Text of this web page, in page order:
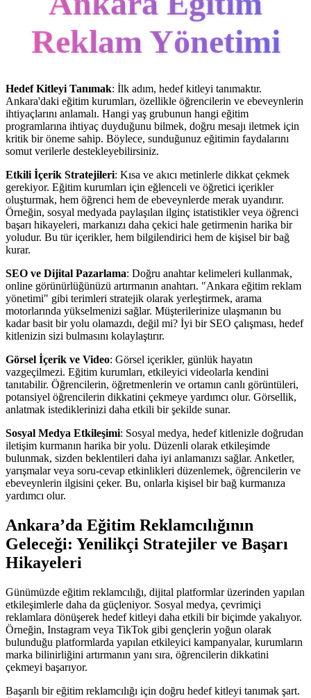
Reklam Yönetimi
Hedef Kitleyi Tanımak: İlk adım, hedef kitleyi tanımaktır.
Ankara'daki eğitim kurumları, özellikle öğrencilerin ve ebeveynlerin
ihtiyaçlarını anlamalı. Hangi yaş grubunun hangi eğitim
programlarına ihtiyaç duyduğunu bilmek, doğru mesajı iletmek için
kritik bir öneme sahip. Böylece, sunduğunuz eğitimin faydalarını
somut verilerle destekleyebilirsiniz.
Etkili İçerik Stratejileri: Kısa ve akıcı metinlerle dikkat çekmek
gerekiyor. Eğitim kurumları için eğlenceli ve öğretici içerikler
oluşturmak, hem öğrenci hem de ebeveynlerde merak uyandırır.
Örneğin, sosyal medyada paylaşılan ilginç istatistikler veya öğrenci
başarı hikayeleri, markanızı daha çekici hale getirmenin harika bir
yoludur. Bu tür içerikler, hem bilgilendirici hem de kişisel bir bağ
kurar.
SEO ve Dijital Pazarlama: Doğru anahtar kelimeleri kullanmak,
online görünürlüğünüzü artırmanın anahtarı. "Ankara eğitim reklam
yönetimi" gibi terimleri stratejik olarak yerleştirmek, arama
motorlarında yükselmenizi sağlar. Müşterilerinize ulaşmanın bu
kadar basit bir yolu olamazdı, değil mi? İyi bir SEO çalışması, hedef
kitlenizin sizi bulmasını kolaylaştırır.
Görsel İçerik ve Video: Görsel içerikler, günlük hayatın
vazgeçilmezi. Eğitim kurumları, etkileyici videolarla kendini
tanıtabilir. Öğrencilerin, öğretmenlerin ve ortamın canlı görüntüleri,
potansiyel öğrencilerin dikkatini çekmeye yardımcı olur. Görsellik,
anlatmak istediklerinizi daha etkili bir şekilde sunar.
Sosyal Medya Etkileşimi: Sosyal medya, hedef kitlenizle doğrudan
iletişim kurmanın harika bir yolu. Düzenli olarak etkileşimde
bulunmak, sizden beklentileri daha iyi anlamanızı sağlar. Anketler,
yarışmalar veya soru-cevap etkinlikleri düzenlemek, öğrencilerin ve
ebeveynlerin ilgisini çeker. Bu, onlarla kişisel bir bağ kurmanıza
yardımcı olur.
Ankara’da Eğitim Reklamcılığının
Geleceği: Yenilikçi Stratejiler ve Başarı
Hikayeleri
Günümüzde eğitim reklamcılığı, dijital platformlar üzerinden yapılan
etkileşimlerle daha da güçleniyor. Sosyal medya, çevrimiçi
reklamlara dönüşerek hedef kitleyi daha etkili bir biçimde yakalıyor.
Örneğin, Instagram veya TikTok gibi gençlerin yoğun olarak
bulunduğu platformlarda yapılan etkileyici kampanyalar, kurumların
marka bilinirliğini artırmanın yanı sıra, öğrencilerin dikkatini
çekmeyi başarıyor.
Başarılı bir eğitim reklamcılığı için doğru hedef kitleyi tanımak şart.